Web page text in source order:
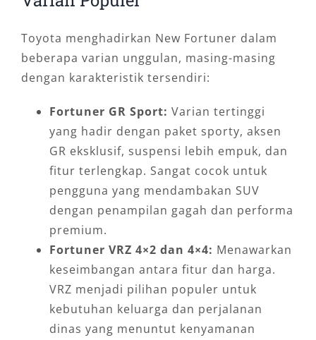
Toyota menghadirkan New Fortuner dalam
beberapa varian unggulan, masing-masing
dengan karakteristik tersendiri:
Fortuner GR Sport: Varian tertinggi
yang hadir dengan paket sporty, aksen
GR eksklusif, suspensi lebih empuk, dan
fitur terlengkap. Sangat cocok untuk
pengguna yang mendambakan SUV
dengan penampilan gagah dan performa
premium.
Fortuner VRZ 4×2 dan 4×4: Menawarkan
keseimbangan antara fitur dan harga.
VRZ menjadi pilihan populer untuk
kebutuhan keluarga dan perjalanan
dinas yang menuntut kenyamanan